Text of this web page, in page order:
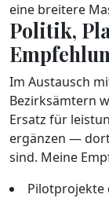
eine breitere
Politik,
Im Austausch
Bezirksämtern
Ersatz für
ergänzen —
sind. Meine
Pilotprojekte